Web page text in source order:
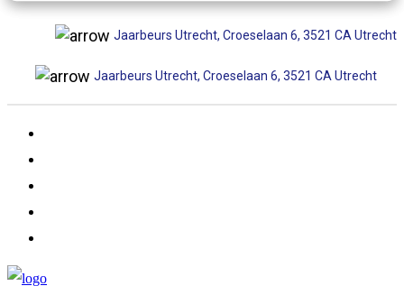
Jaarbeurs Utrecht, Croeselaan 6, 3521 CA Utrecht
Jaarbeurs Utrecht, Croeselaan 6, 3521 CA Utrecht